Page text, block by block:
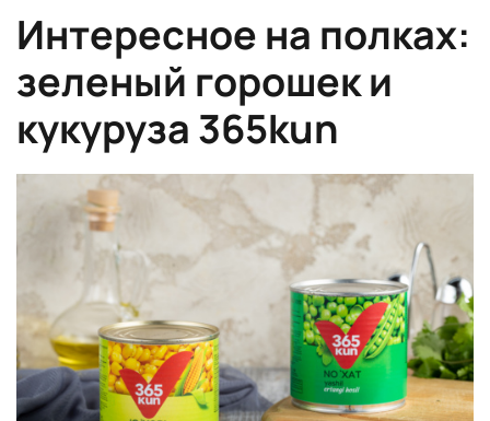
Интересное на полках:
зеленый горошек и
кукуруза 365kun